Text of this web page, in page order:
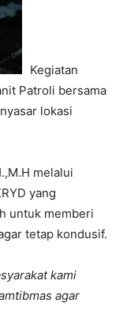
Kegiatan
Patroli bersama
lokasi
melalui
yang
untuk memberi
tetap kondusif.
kami
agar